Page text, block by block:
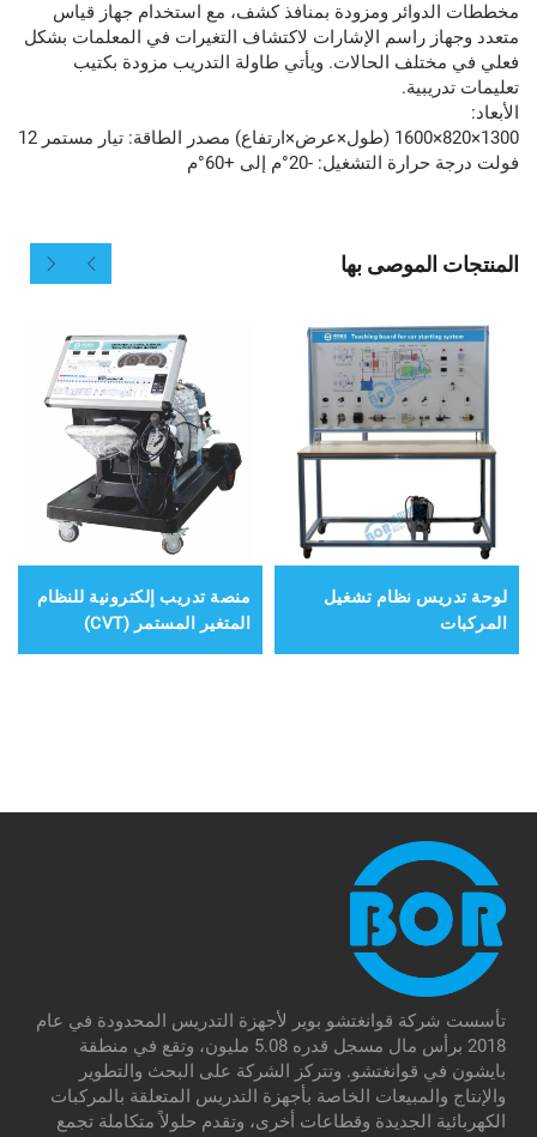
مخططات الدوائر ومزودة بمنافذ كشف، مع استخدام جهاز قياس
متعدد وجهاز راسم الإشارات لاكتشاف التغيرات في المعلمات بشكل
فعلي في مختلف الحالات. ويأتي طاولة التدريب مزودة بكتيب
تعليمات تدريبية.
الأبعاد:
1300×820×1600 (طول×عرض×ارتفاع) مصدر الطاقة: تيار مستمر 12
فولت درجة حرارة التشغيل: -20°م إلى +60°م
المنتجات الموصى بها
لوحة تدريس نظام تشغيل
المركبات
منصة تدريب إلكترونية للنظام
المتغير المستمر (CVT)
تأسست شركة قوانغتشو بوير لأجهزة التدريس المحدودة في عام
2018 برأس مال مسجل قدره 5.08 مليون، وتقع في منطقة
بايشون في قوانغتشو. وتتركز الشركة على البحث والتطوير
والإنتاج والمبيعات الخاصة بأجهزة التدريس المتعلقة بالمركبات
الكهربائية الجديدة وقطاعات أخرى، وتقدم حلولاً متكاملة تجمع